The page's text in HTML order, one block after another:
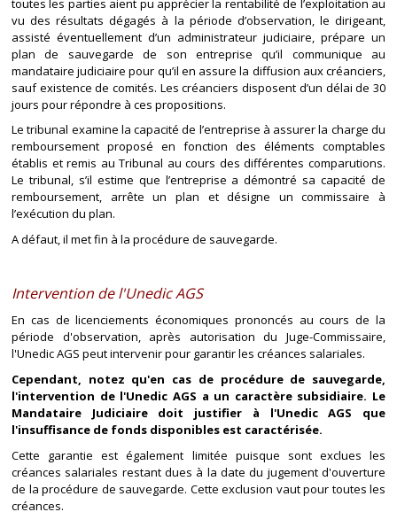
toutes les parties aient pu apprécier la rentabilité de l’exploitation au
vu des résultats dégagés à la période d’observation, le dirigeant,
assisté éventuellement d’un administrateur judiciaire, prépare un
plan de sauvegarde de son entreprise qu’il communique au
mandataire judiciaire pour qu’il en assure la diffusion aux créanciers,
sauf existence de comités. Les créanciers disposent d’un délai de 30
jours pour répondre à ces propositions.
Le tribunal examine la capacité de l’entreprise à assurer la charge du
remboursement proposé en fonction des éléments comptables
établis et remis au Tribunal au cours des différentes comparutions.
Le tribunal, s’il estime que l’entreprise a démontré sa capacité de
remboursement, arrête un plan et désigne un commissaire à
l’exécution du plan.
A défaut, il met fin à la procédure de sauvegarde.
Intervention de l'Unedic AGS
En cas de licenciements économiques prononcés au cours de la
période d'observation, après autorisation du Juge-Commissaire,
l'Unedic AGS peut intervenir pour garantir les créances salariales.
Cependant, notez qu'en cas de procédure de sauvegarde,
l'intervention de l'Unedic AGS a un caractère subsidiaire. Le
Mandataire Judiciaire doit justifier à l'Unedic AGS que
l'insuffisance de fonds disponibles est caractérisée.
Cette garantie est également limitée puisque sont exclues les
créances salariales restant dues à la date du jugement d'ouverture
de la procédure de sauvegarde. Cette exclusion vaut pour toutes les
créances.